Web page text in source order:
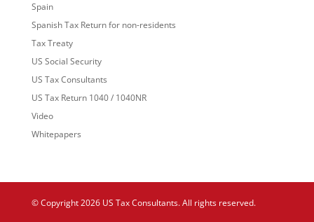
Spain
Spanish Tax Return for non-residents
Tax Treaty
US Social Security
US Tax Consultants
US Tax Return 1040 / 1040NR
Video
Whitepapers
© Copyright 2026 US Tax Consultants. All rights reserved.